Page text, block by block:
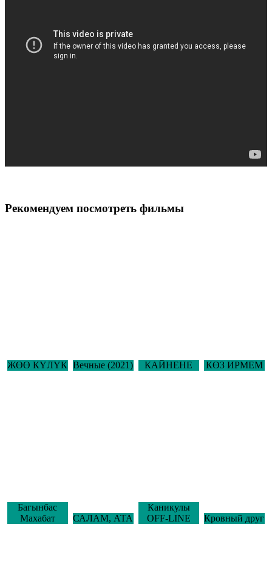
Рекомендуем посмотреть фильмы
ЖӨӨ КҮЛҮК Вечные (2021) КАЙНЕНЕ КӨЗ ИРМЕМ
Багынбас
Махабат
САЛАМ, АТА
Каникулы
OFF-LINE
Кровный друг